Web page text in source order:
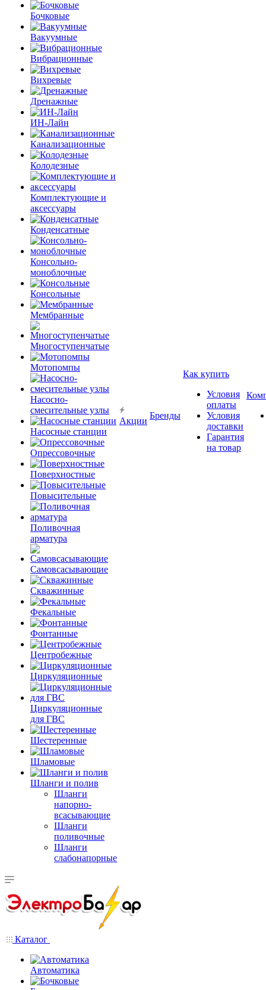
Бочковые
Вакуумные
Вибрационные
Вихревые
Дренажные
ИН-Лайн
Канализационные
Колодезные
Комплектующие и
аксессуары
Конденсатные
Консольно-
моноблочные
Консольные
Мембранные
Многоступенчатые
Мотопомпы
Насосно-
смесительные узлы
Насосные станции
Опрессовочные
Поверхностные
Повысительные
Поливочная
арматура
Самовсасывающие
Скважинные
Фекальные
Фонтанные
Центробежные
Циркуляционные
Циркуляционные
для ГВС
Шестеренные
Шламовые
Шланги и полив
Шланги
напорно-
всасывающие
Шланги
поливочные
Шланги
слабонапорные
Акции
Бренды
Как купить
Условия
оплаты
Условия
доставки
Гарантия
на товар
Каталог
Автоматика